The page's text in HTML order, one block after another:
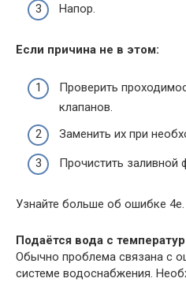
Напор.
Если причина не в этом:
Проверить
клапанов.
Заменить их при
Прочистить заливной
Узнайте больше об ошибке 4е.
Подаётся вода с
Обычно проблема связана с
системе водоснабжения.